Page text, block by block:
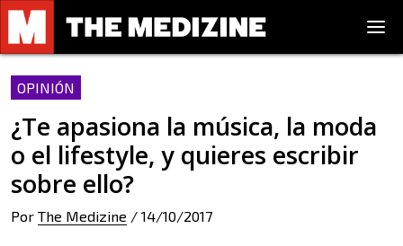
OPINIÓN
¿Te apasiona la música, la moda
o el lifestyle, y quieres escribir
sobre ello?
Por The Medizine / 14/10/2017